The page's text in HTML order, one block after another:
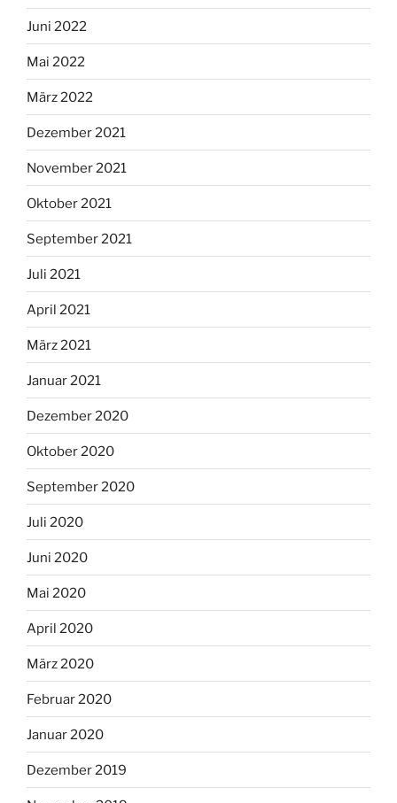
Juni 2022
Mai 2022
März 2022
Dezember 2021
November 2021
Oktober 2021
September 2021
Juli 2021
April 2021
März 2021
Januar 2021
Dezember 2020
Oktober 2020
September 2020
Juli 2020
Juni 2020
Mai 2020
April 2020
März 2020
Februar 2020
Januar 2020
Dezember 2019